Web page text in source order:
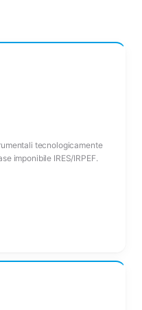
tecnologicamente
imponibile IRES/IRPEF.